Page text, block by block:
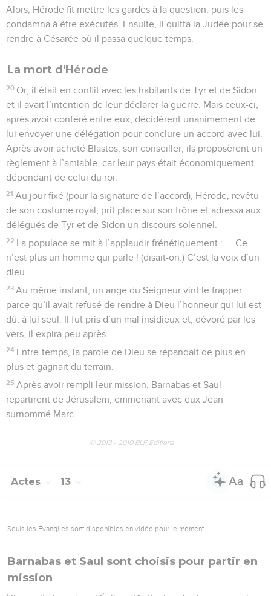
Alors, Hérode fit mettre les gardes à la question, puis les
condamna à être exécutés. Ensuite, il quitta la Judée pour se
rendre à Césarée où il passa quelque temps.
La mort d'Hérode
20 Or, il était en conflit avec les habitants de Tyr et de Sidon
et il avait l’intention de leur déclarer la guerre. Mais ceux-ci,
après avoir conféré entre eux, décidèrent unanimement de
lui envoyer une délégation pour conclure un accord avec lui.
Après avoir acheté Blastos, son conseiller, ils proposèrent un
règlement à l’amiable, car leur pays était économiquement
dépendant de celui du roi.
21 Au jour fixé (pour la signature de l’accord), Hérode, revêtu
de son costume royal, prit place sur son trône et adressa aux
délégués de Tyr et de Sidon un discours solennel.
22 La populace se mit à l’applaudir frénétiquement : — Ce
n’est plus un homme qui parle ! (disait-on.) C’est la voix d’un
dieu.
23 Au même instant, un ange du Seigneur vint le frapper
parce qu’il avait refusé de rendre à Dieu l’honneur qui lui est
dû, à lui seul. Il fut pris d’un mal insidieux et, dévoré par les
vers, il expira peu après.
24 Entre-temps, la parole de Dieu se répandait de plus en
plus et gagnait du terrain.
25 Après avoir rempli leur mission, Barnabas et Saul
repartirent de Jérusalem, emmenant avec eux Jean
surnommé Marc.
© 2013 - 2010 BLF Editions
Actes 13
Seuls les Évangiles sont disponibles en vidéo pour le moment.
Barnabas et Saul sont choisis pour partir en
mission